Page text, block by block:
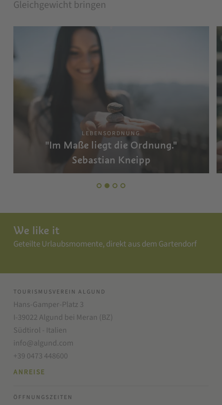
Gleichgewicht bringen
LEBENSORDNUNG
"Im Maße liegt die Ordnung."
Sebastian Kneipp
We like it
Geteilte Urlaubsmomente, direkt aus dem Gartendorf
TOURISMUSVEREIN ALGUND
Hans-Gamper-Platz 3
I-39022 Algund bei Meran (BZ)
Südtirol - Italien
info@algund.com
+39 0473 448600
ANREISE
ÖFFNUNGSZEITEN